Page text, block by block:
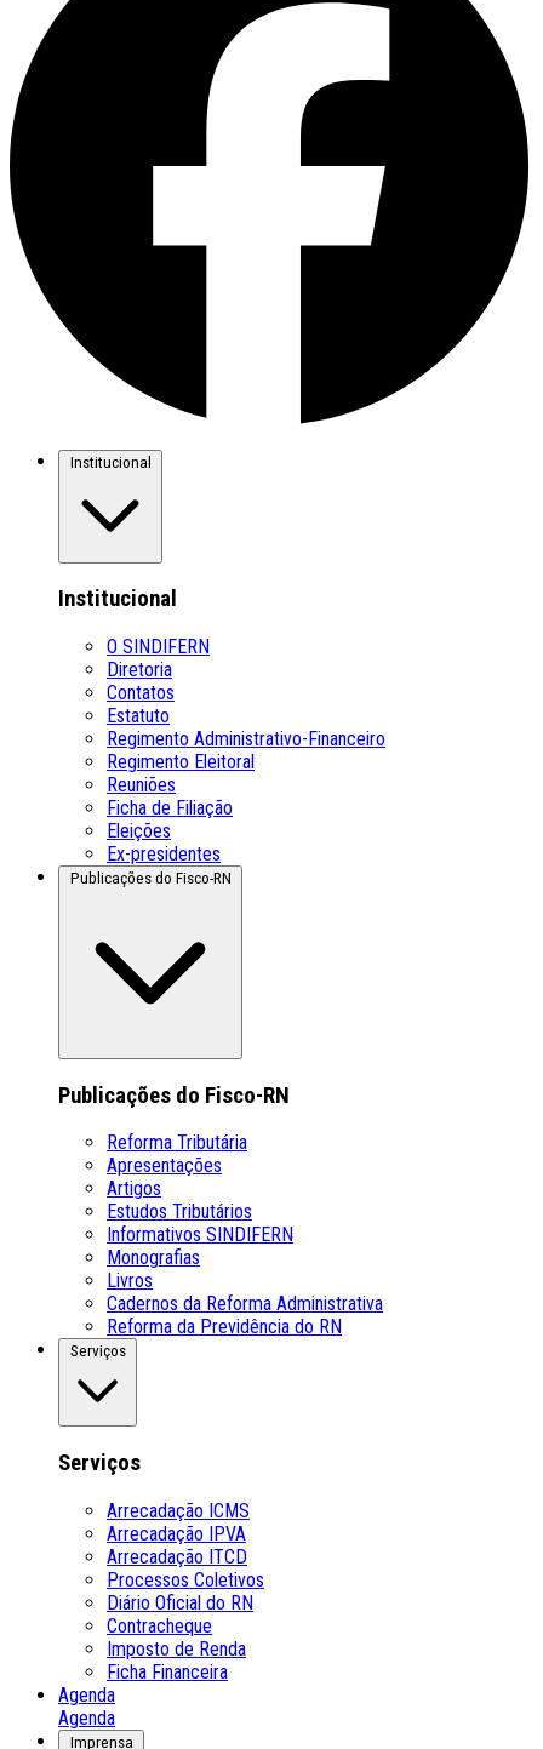
Institucional
Institucional
O SINDIFERN
Diretoria
Contatos
Estatuto
Regimento Administrativo-Financeiro
Regimento Eleitoral
Reuniões
Ficha de Filiação
Eleições
Ex-presidentes
Publicações do Fisco-RN
Publicações do Fisco-RN
Reforma Tributária
Apresentações
Artigos
Estudos Tributários
Informativos SINDIFERN
Monografias
Livros
Cadernos da Reforma Administrativa
Reforma da Previdência do RN
Serviços
Serviços
Arrecadação ICMS
Arrecadação IPVA
Arrecadação ITCD
Processos Coletivos
Diário Oficial do RN
Contracheque
Imposto de Renda
Ficha Financeira
Agenda
Agenda
Imprensa